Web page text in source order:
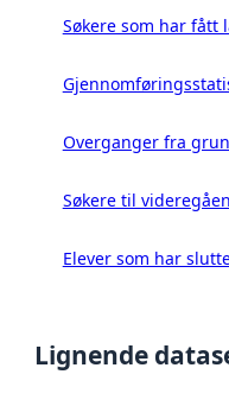
Søkere som har fått
Overganger fra
Søkere til
Elever som har
Lignende